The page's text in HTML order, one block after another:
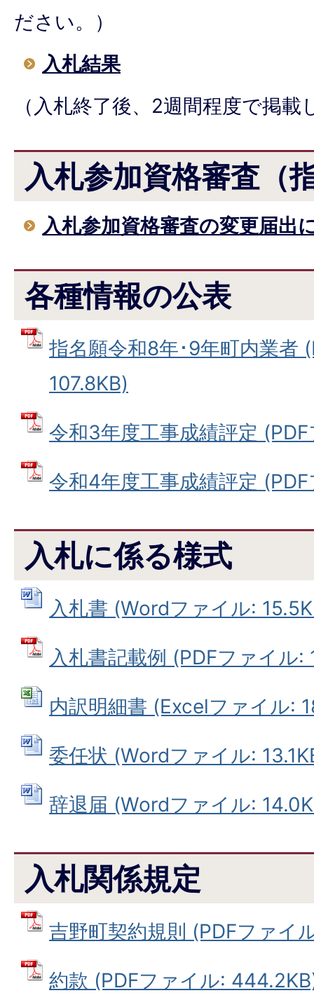
ださい。）
入札結果
（入札終了後、2週間程度で掲載
入札参加資格審査（
入札参加資格審査の変更届出
各種情報の公表
指名願令和8年･9年町内業者
107.8KB)
令和3年度工事成績評定
令和4年度工事成績評定
入札に係る様式
入札書 (Wordファイル:
入札書記載例 (PDFファイル:
内訳明細書 (Excelファイル:
委任状 (Wordファイル:
辞退届 (Wordファイル:
入札関係規定
吉野町契約規則 (PDFファイ
約款 (PDFファイル: